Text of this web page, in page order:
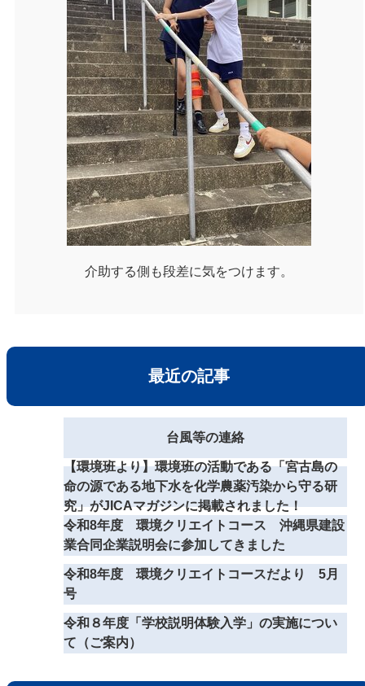
介助する側も段差に気をつけます。
最近の記事
台風等の連絡
【環境班より】環境班の活動である「宮古島の
命の源である地下水を化学農薬汚染から守る研
究」がJICAマガジンに掲載されました！
令和8年度 環境クリエイトコース 沖縄県建設
業合同企業説明会に参加してきました
令和8年度 環境クリエイトコースだより 5月
号
令和８年度「学校説明体験入学」の実施につい
て（ご案内）